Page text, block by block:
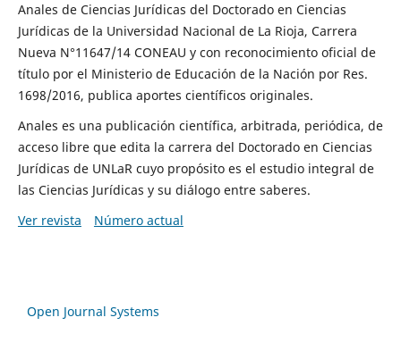
Anales de Ciencias Jurídicas del Doctorado en Ciencias
Jurídicas de la Universidad Nacional de La Rioja, Carrera
Nueva N°11647/14 CONEAU y con reconocimiento oficial de
título por el Ministerio de Educación de la Nación por Res.
1698/2016, publica aportes científicos originales.
Anales es una publicación científica, arbitrada, periódica, de
acceso libre que edita la carrera del Doctorado en Ciencias
Jurídicas de UNLaR cuyo propósito es el estudio integral de
las Ciencias Jurídicas y su diálogo entre saberes.
Ver revista
Número actual
Open Journal Systems